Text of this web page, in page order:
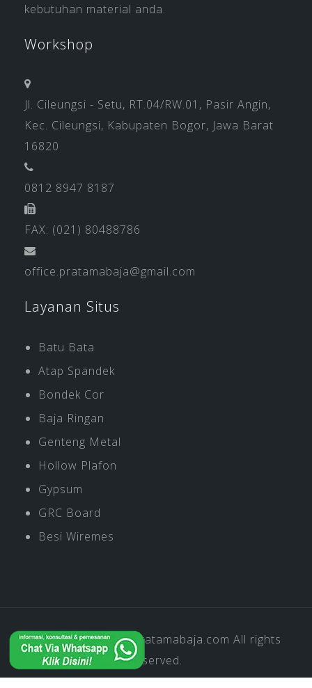
kebutuhan material anda.
Workshop
Jl. Cileungsi - Setu, RT.04/RW.01, Pasir Angin,
Kec. Cileungsi, Kabupaten Bogor, Jawa Barat
16820
0812 8947 8187
FAX: (021) 80488786
office.pratamabaja@gmail.com
Layanan Situs
Batu Bata
Atap Spandek
Bondek Cor
Baja Ringan
Genteng Metal
Hollow Plafon
Gypsum
GRC Board
Besi Wiremes
Copyright © 2019Pratamabaja.com All rights
reserved.